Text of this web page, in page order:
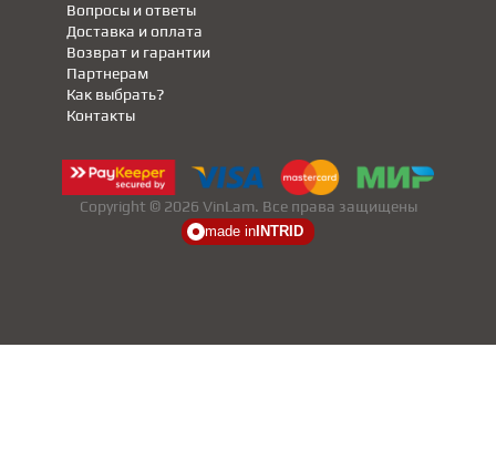
Партнерам
Вопросы и ответы
Доставка и оплата
Возврат и гарантии
Как выбрать?
Контакты
Copyright © 2026 VinLam. Все права защищены
made in INTRID